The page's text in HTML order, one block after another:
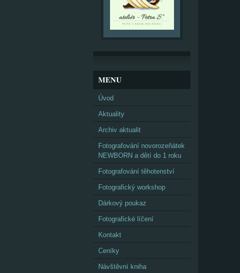
MENU
Úvod
Aktuality
Archiv aktualit
Fotografování novorozeňátek
NEWBORN a dětí do 1 roku
Fotografování těhotenství
Fotografický workshop
Dárkový poukaz
Fotografické líčení
Kontakt
Ceníky
Návštěvní kniha